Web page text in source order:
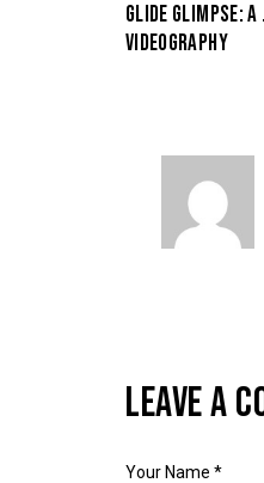
GLIDE GLIMPSE:
VIDEOGRAPHY
LEAVE A